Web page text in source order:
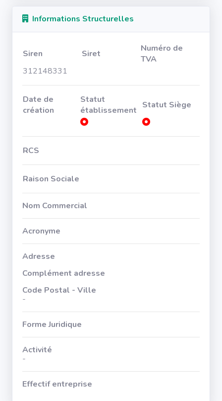
Informations Structurelles
Siren Siret
Numéro de
TVA
312148331
Date de
création
Statut
établissement Statut Siège
RCS
Raison Sociale
Nom Commercial
Acronyme
Adresse
Complément adresse
Code Postal - Ville
-
Forme Juridique
Activité
-
Effectif entreprise